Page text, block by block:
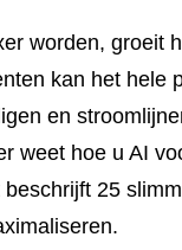
kan het hele
en
weet hoe u AI
25